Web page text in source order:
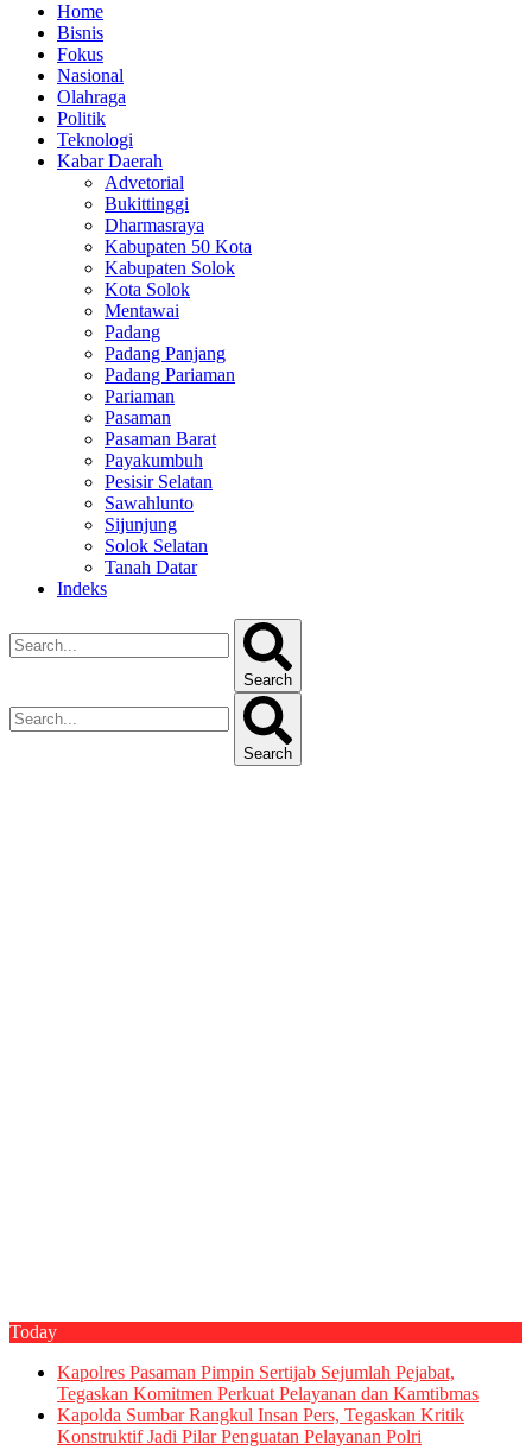
Home
Bisnis
Fokus
Nasional
Olahraga
Politik
Teknologi
Kabar Daerah
Advetorial
Bukittinggi
Dharmasraya
Kabupaten 50 Kota
Kabupaten Solok
Kota Solok
Mentawai
Padang
Padang Panjang
Padang Pariaman
Pariaman
Pasaman
Pasaman Barat
Payakumbuh
Pesisir Selatan
Sawahlunto
Sijunjung
Solok Selatan
Tanah Datar
Indeks
Search
Search
Today
Kapolres Pasaman Pimpin Sertijab Sejumlah Pejabat,
Tegaskan Komitmen Perkuat Pelayanan dan Kamtibmas
Kapolda Sumbar Rangkul Insan Pers, Tegaskan Kritik
Konstruktif Jadi Pilar Penguatan Pelayanan Polri